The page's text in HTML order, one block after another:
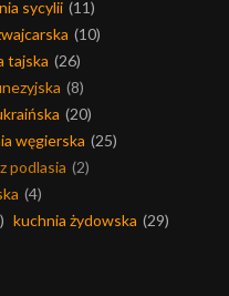
sycylii (11)
(10)
tajska (26)
(8)
(20)
węgierska (25)
podlasia (2)
(4)
kuchnia żydowska (29)